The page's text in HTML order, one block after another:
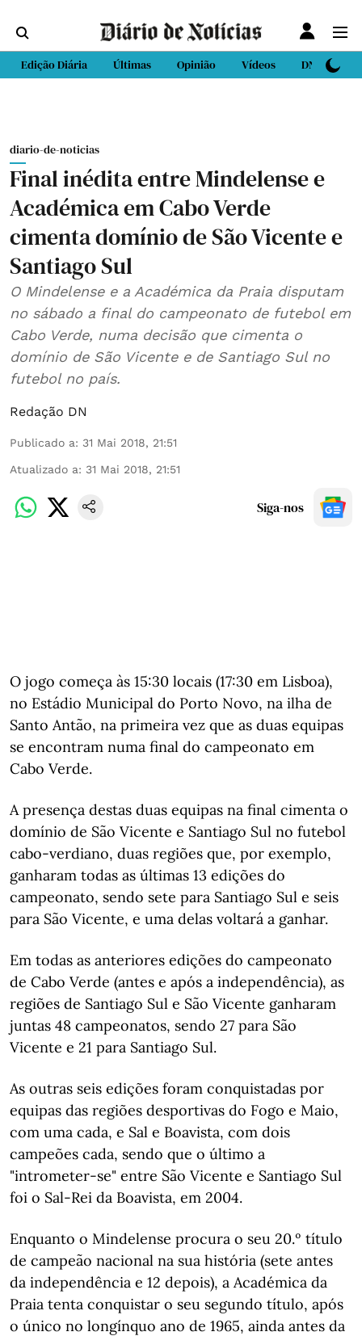
Edição Diária Últimas Opinião Vídeos DN Sport
diario-de-noticias
Final inédita entre Mindelense e
Académica em Cabo Verde
cimenta domínio de São Vicente e
Santiago Sul
O Mindelense e a Académica da Praia disputam
no sábado a final do campeonato de futebol em
Cabo Verde, numa decisão que cimenta o
domínio de São Vicente e de Santiago Sul no
futebol no país.
Redação DN
Publicado a: 31 Mai 2018, 21:51
Atualizado a: 31 Mai 2018, 21:51
Siga-nos
O jogo começa às 15:30 locais (17:30 em Lisboa),
no Estádio Municipal do Porto Novo, na ilha de
Santo Antão, na primeira vez que as duas equipas
se encontram numa final do campeonato em
Cabo Verde.
A presença destas duas equipas na final cimenta o
domínio de São Vicente e Santiago Sul no futebol
cabo-verdiano, duas regiões que, por exemplo,
ganharam todas as últimas 13 edições do
campeonato, sendo sete para Santiago Sul e seis
para São Vicente, e uma delas voltará a ganhar.
Em todas as anteriores edições do campeonato
de Cabo Verde (antes e após a independência), as
regiões de Santiago Sul e São Vicente ganharam
juntas 48 campeonatos, sendo 27 para São
Vicente e 21 para Santiago Sul.
As outras seis edições foram conquistadas por
equipas das regiões desportivas do Fogo e Maio,
com uma cada, e Sal e Boavista, com dois
campeões cada, sendo que o último a
"intrometer-se" entre São Vicente e Santiago Sul
foi o Sal-Rei da Boavista, em 2004.
Enquanto o Mindelense procura o seu 20.º título
de campeão nacional na sua história (sete antes
da independência e 12 depois), a Académica da
Praia tenta conquistar o seu segundo título, após
o único no longínquo ano de 1965, ainda antes da